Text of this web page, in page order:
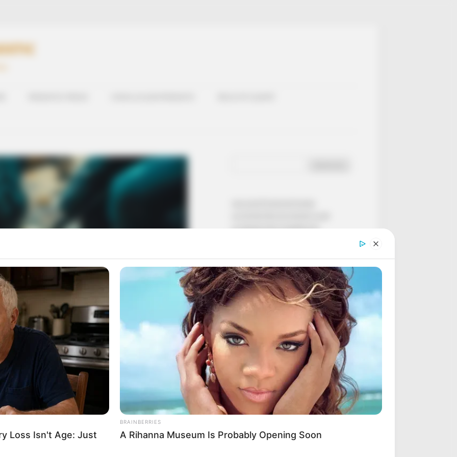
GUILLAUME DE PRACOMTAL 2025
LE GRAND PRIX D’AMÉRIQUE
MUSIQUE DU CHEVAL SA LECTURE
QUINTÉ SPOT
PARIONS FOOTBALL
CONSEILS AUX DEBUTANTS
Turf Jeu Simple
LOTERIES INTERNATIONALES
MONETISATION
Loss Isn't Age: Just
BRAINBERRIES
A Rihanna Museum Is Probably Opening Soon
Happened
HABERION
5 Of The Rarest Human Mutations By Order
To
The SCARY Story Of Lake Lanier:
Most HAUNTED Lake
HABERION
William And Kate Let Their Guard
Down, But The Cameras Were On